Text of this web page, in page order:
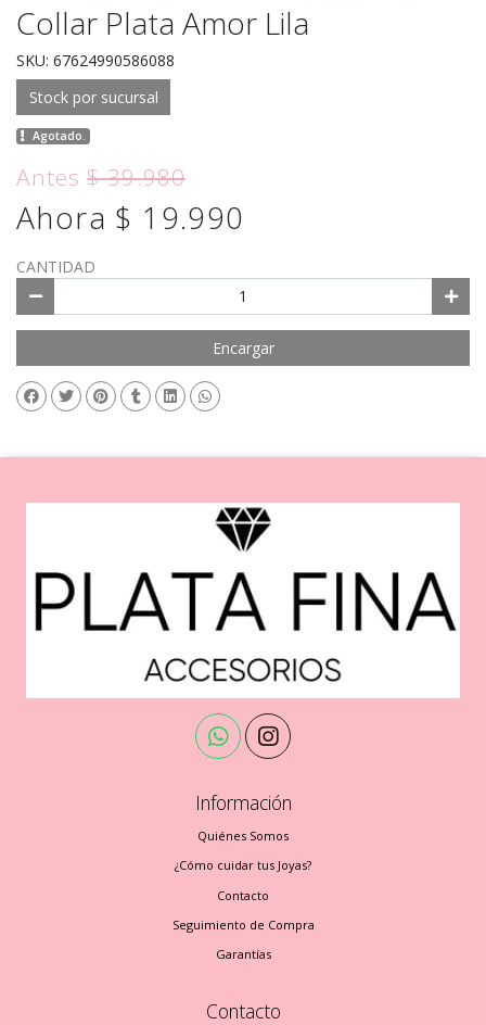
Collar Plata Amor Lila
SKU: 67624990586088
Stock por sucursal
Agotado.
Antes$ 39.980
Ahora $ 19.990
CANTIDAD
Encargar
Información
Quiénes Somos
¿Cómo cuidar tus Joyas?
Contacto
Seguimiento de Compra
Garantías
Contacto